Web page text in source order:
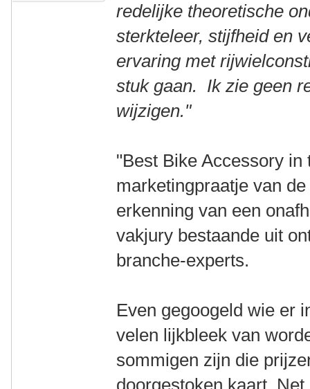
redelijke theoretische
sterkteleer, stijfheid en
ervaring met
stuk gaan. Ik zie geen
wijzigen."
"Best Bike Accessory
marketingpraatje van
erkenning van een
vakjury bestaande uit
branche-experts.
Even gegoogeld wie er
velen lijkbleek van
sommigen zijn die
doorgestoken kaart.